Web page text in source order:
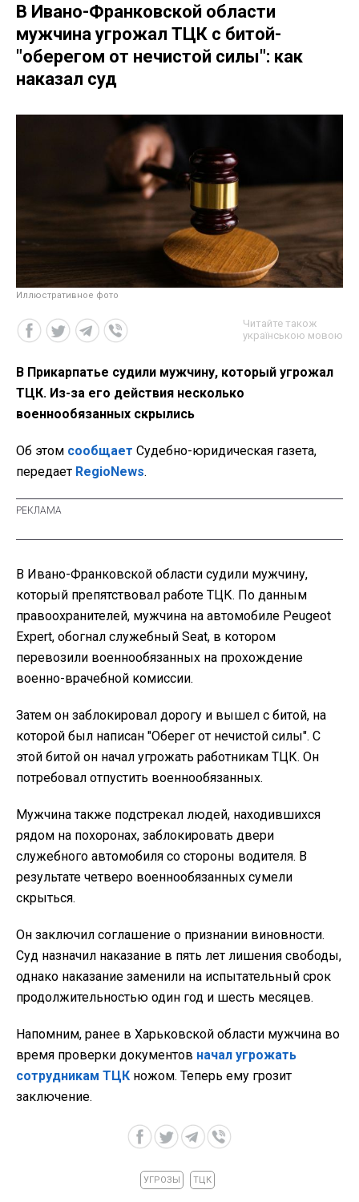
В Ивано-Франковской области
мужчина угрожал ТЦК с битой-
"оберегом от нечистой силы": как
наказал суд
Иллюстративное фото
Читайте також
українською мовою
В Прикарпатье судили мужчину, который угрожал
ТЦК. Из-за его действия несколько
военнообязанных скрылись
Об этом сообщает Судебно-юридическая газета,
передает RegioNews.
В Ивано-Франковской области судили мужчину,
который препятствовал работе ТЦК. По данным
правоохранителей, мужчина на автомобиле Peugeot
Expert, обогнал служебный Seat, в котором
перевозили военнообязанных на прохождение
военно-врачебной комиссии.
Затем он заблокировал дорогу и вышел с битой, на
которой был написан "Оберег от нечистой силы". С
этой битой он начал угрожать работникам ТЦК. Он
потребовал отпустить военнообязанных.
Мужчина также подстрекал людей, находившихся
рядом на похоронах, заблокировать двери
служебного автомобиля со стороны водителя. В
результате четверо военнообязанных сумели
скрыться.
Он заключил соглашение о признании виновности.
Суд назначил наказание в пять лет лишения свободы,
однако наказание заменили на испытательный срок
продолжительностью один год и шесть месяцев.
Напомним, ранее в Харьковской области мужчина во
время проверки документов начал угрожать
сотрудникам ТЦК ножом. Теперь ему грозит
заключение.
УГРОЗЫ ТЦК